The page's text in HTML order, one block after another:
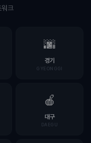
워크
🌆
경기
GYEONGGI
🍎
대구
DAEGU